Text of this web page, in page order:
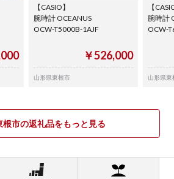
【CASIO】
腕時計 OCEANUS
OCW-T5000B-1AJF
￥526,000
山形県東根市
【
腕時計
OCW-
山形県東
根市の返礼品をもっと見る